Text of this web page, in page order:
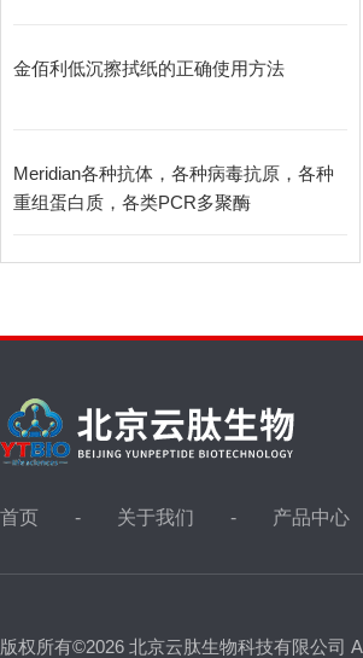
金佰利低沉擦拭纸的正确使用方法
Meridian各种抗体，各种病毒抗原，各种
重组蛋白质，各类PCR多聚酶
首页 关于我们 产品中心
版权所有©2026 北京云肽生物科技有限公司